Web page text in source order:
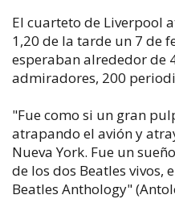
El cuarteto de Liverpool
1,20 de la tarde un 7 de
esperaban alrededor de
admiradores, 200
"Fue como si un gran
atrapando el avión y
Nueva York. Fue un
de los dos Beatles vivos,
Beatles Anthology"